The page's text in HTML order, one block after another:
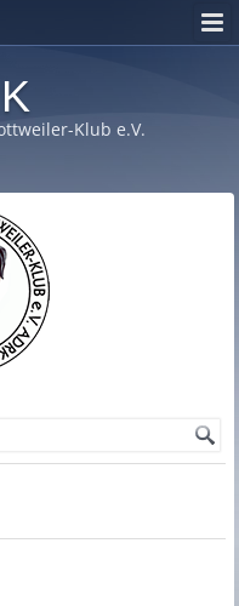
Klub e.V.